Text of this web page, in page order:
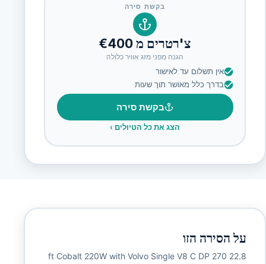
בקשת סירה
צ'רטרים מ €400
הגנה מפני מזג אוויר כלולה
אין תשלום עד לאישור
בדרך כלל מאושר תוך שעות
בקשת סירה
הצג את כל הטיולים ›
על הסירה הזו
22.8 ft Cobalt 220W with Volvo Single V8 C DP 270